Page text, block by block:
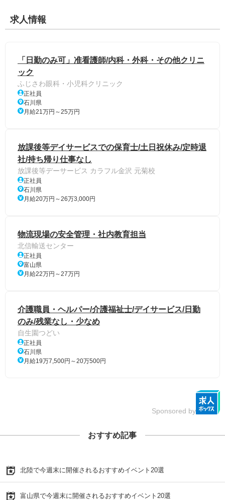
求人情報
「日勤のみ可」准看護師/内科・外科・その他クリニ
ック
ふじさわ眼科・小児科クリニック
正社員
石川県
月給21万円～25万円
放課後等デイサービスでの保育⼠/土日祝休み/定時退
社/持ち帰り仕事なし
放課後等デーサービス カラフル金沢 元菊校
正社員
石川県
月給20万円～26万3,000円
物流現場の安全管理・社内教育担当
北信輸送センター
正社員
富山県
月給22万円～27万円
介護職員・ヘルパー/介護福祉士/デイサービス/日勤
のみ/残業なし・少なめ
自生園つどい
正社員
石川県
月給19万7,500円～20万500円
Sponsored by
おすすめ記事
北陸で今週末に開催されるおすすめイベント20選
富山県で今週末に開催されるおすすめイベント20選